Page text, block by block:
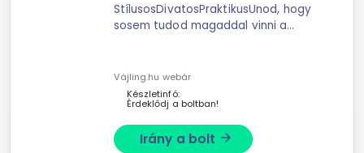
StílusosDivatosPraktikusUnod, hogy
sosem tudod magaddal vinni a
Vájling.hu webár
Készletinfó:
Érdeklődj a boltban!
Irány a bolt arrow_forward